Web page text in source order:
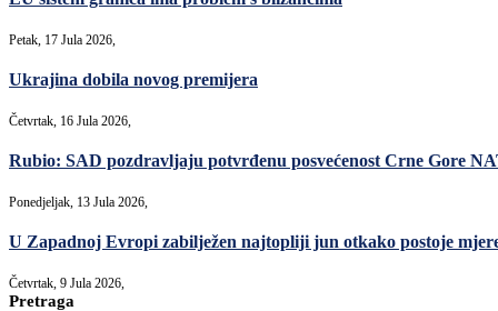
Petak, 17 Jula 2026,
Ukrajina dobila novog premijera
Četvrtak, 16 Jula 2026,
Rubio: SAD pozdravljaju potvrđenu posvećenost Crne Gore
Ponedjeljak, 13 Jula 2026,
U Zapadnoj Evropi zabilježen najtopliji jun otkako postoje
Četvrtak, 9 Jula 2026,
Pretraga